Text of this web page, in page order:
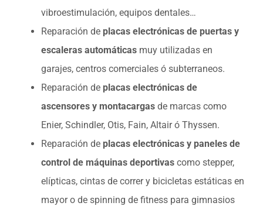
vibroestimulación, equipos dentales…
Reparación de placas electrónicas de puertas y
escaleras automáticas muy utilizadas en
garajes, centros comerciales ó subterraneos.
Reparación de placas electrónicas de
ascensores y montacargas de marcas como
Enier, Schindler, Otis, Fain, Altair ó Thyssen.
Reparación de placas electrónicas y paneles de
control de máquinas deportivas como stepper,
elípticas, cintas de correr y bicicletas estáticas en
mayor o de spinning de fitness para gimnasios